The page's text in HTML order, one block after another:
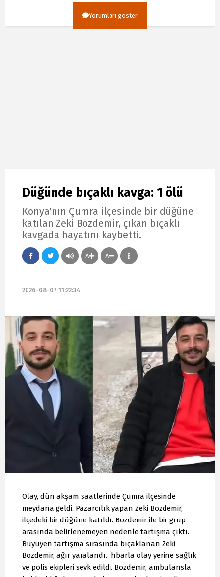
Yorumları göster
Düğünde bıçaklı kavga: 1 ölü
Konya'nın Çumra ilçesinde bir düğüne
katılan Zeki Bozdemir, çıkan bıçaklı
kavgada hayatını kaybetti.
A A
2026-08-07 11:22:34
Olay, dün akşam saatlerinde Çumra ilçesinde
meydana geldi. Pazarcılık yapan Zeki Bozdemir,
ilçedeki bir düğüne katıldı. Bozdemir ile bir grup
arasında belirlenemeyen nedenle tartışma çıktı.
Büyüyen tartışma sırasında bıçaklanan Zeki
Bozdemir, ağır yaralandı. İhbarla olay yerine sağlık
ve polis ekipleri sevk edildi. Bozdemir, ambulansla